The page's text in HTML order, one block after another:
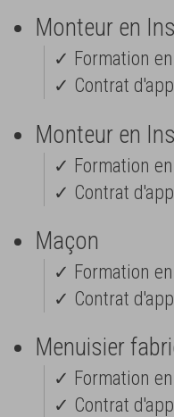
Monteur en
✓ Formation
✓ Contrat
Monteur en
✓ Formation
✓ Contrat
Maçon
✓ Formation
✓ Contrat
Menuisier
✓ Formation
✓ Contrat